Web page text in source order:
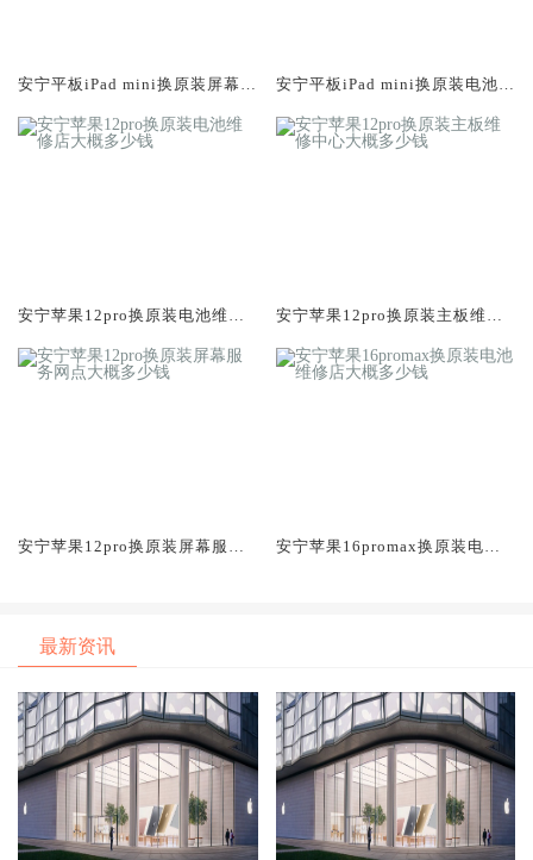
安宁平板iPad mini换原装屏幕服
安宁平板iPad mini换原装电池维
安宁苹果12pro换原装电池维修
安宁苹果12pro换原装主板维修
安宁苹果12pro换原装屏幕服务
安宁苹果16promax换原装电池
最新资讯